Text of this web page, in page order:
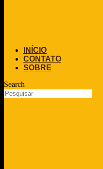
INÍCIO
CONTATO
SOBRE
Search